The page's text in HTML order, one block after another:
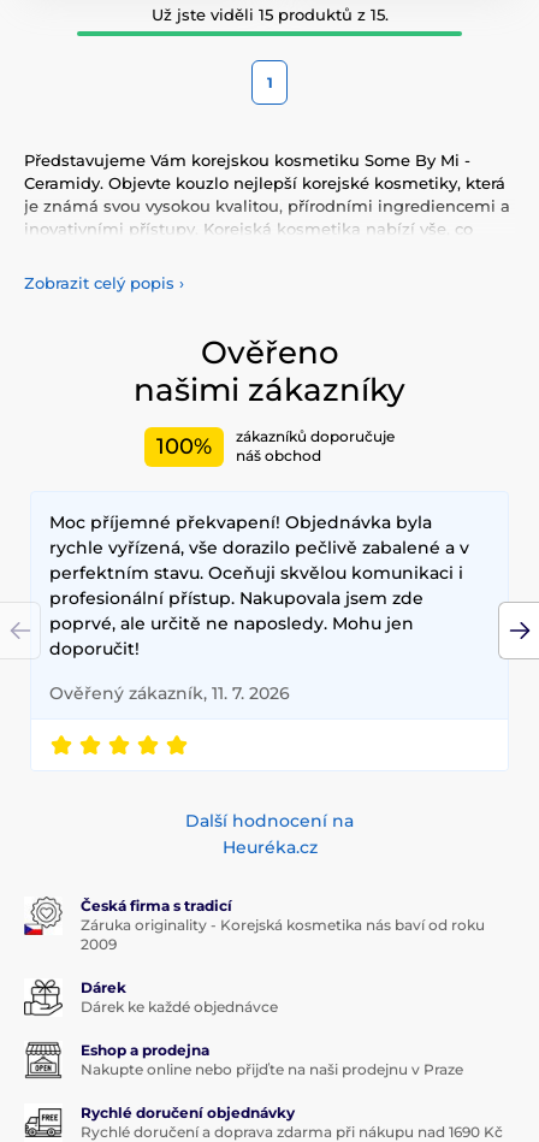
Už jste viděli 15 produktů z 15.
1
Představujeme Vám korejskou kosmetiku Some By Mi -
Ceramidy. Objevte kouzlo nejlepší korejské kosmetiky, která
je známá svou vysokou kvalitou, přírodními ingrediencemi a
inovativními přístupy. Korejská kosmetika nabízí vše, co
séra, esence, pleťové krémy, vše pro odlíčení a čištění pleti.
Korejská kosmetika se také proslavila svými pleťovými
Doporučujeme také vyzkoušet péči o vlasy, jako jsou
šampony, kondicionery, masky, oleje a další. Nesmíme
zapomenout také na dekorativní kosmetiku pro Váš
Mezi nejčastěji používané ingredience patří šnečí extrakt,
elasticitu. Hlavními benefity korejské kosmetiky jsou
dlouhodobé výsledky, přírodní složení a inovativní
technologie, které zajišťují zdravou a zářivou pleť.
Zobrazit celý popis ›
Ověřeno
našimi zákazníky
100%
zákazníků doporučuje
náš obchod
Moc příjemné překvapení! Objednávka byla
rychle vyřízená, vše dorazilo pečlivě zabalené a v
perfektním stavu. Oceňuji skvělou komunikaci i
profesionální přístup. Nakupovala jsem zde
poprvé, ale určitě ne naposledy. Mohu jen
doporučit!
Ověřený zákazník, 11. 7. 2026
Další hodnocení na
Heuréka.cz
Česká firma s tradicí
Záruka originality - Korejská kosmetika nás baví od roku
2009
Dárek
Dárek ke každé objednávce
Eshop a prodejna
Nakupte online nebo přijďte na naši prodejnu v Praze
Rychlé doručení objednávky
Rychlé doručení a doprava zdarma při nákupu nad 1690 Kč